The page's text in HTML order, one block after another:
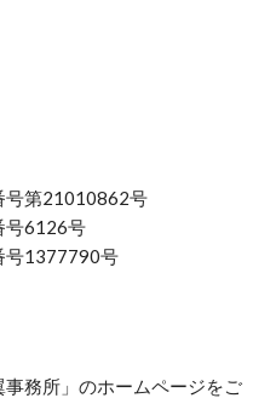
第21010862号
6126号
1377790号
務所」のホームページをご